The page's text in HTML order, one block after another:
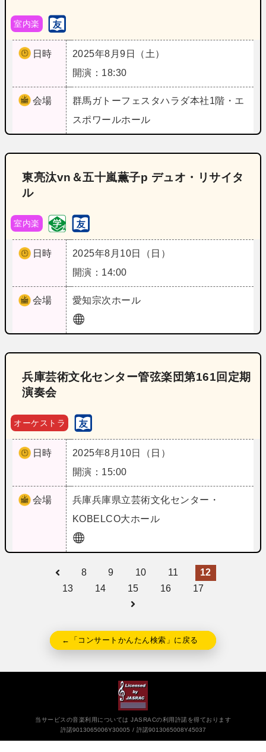
室内楽
日時
2025年8月9日（土）
開演：18:30
会場 群馬ガトーフェスタハラダ本社1階・エ
スポワールホール
東亮汰vn＆五十嵐薫子p デュオ・リサイタ
ル
室内楽
日時
2025年8月10日（日）
開演：14:00
会場 愛知宗次ホール
兵庫芸術文化センター管弦楽団第161回定期
演奏会
オーケストラ
日時
2025年8月10日（日）
開演：15:00
会場 兵庫兵庫県立芸術文化センター・
KOBELCO大ホール
8 9 10 11
12
13
14 15 16 17
←「コンサートかんたん検索」に戻る
当サービスの音楽利用については JASRACの利用許諾を得ております
許諾9013065006Y30005
許諾9013065008Y45037